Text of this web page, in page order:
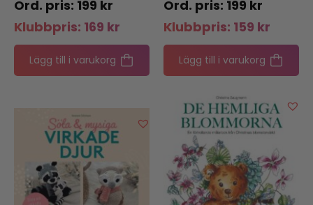
199 kr
Klubbpris: 169 kr
Lägg till i varukorg
199 kr
Klubbpris: 159 kr
Lägg till i varukorg